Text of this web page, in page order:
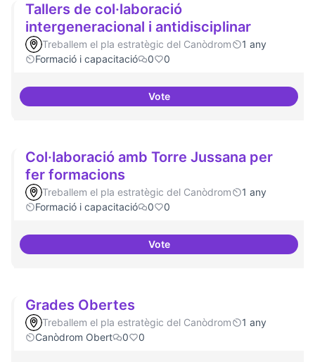
Tallers de col·laboració
intergeneracional i antidisciplinar
Treballem el pla estratègic del Canòdrom
1 any
Formació i capacitació
0 0
VoteTallers de col·laboració
Col·laboració amb Torre Jussana per
fer formacions
Treballem el pla estratègic del Canòdrom
1 any
Formació i capacitació
0 0
VoteCol·laboració amb Torre
Grades Obertes
Treballem el pla estratègic del Canòdrom
1 any
Canòdrom Obert
0 0